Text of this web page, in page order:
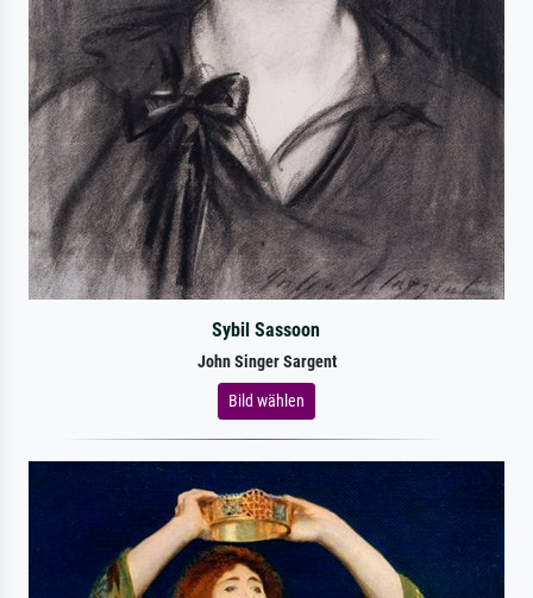
Sybil Sassoon
John Singer Sargent
Bild wählen